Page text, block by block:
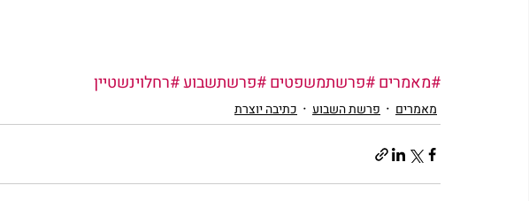
#מאמרים#פרשתמשפטים#פרשתשבוע#רחלוינשטיין
מאמרים פרשת השבוע כתיבה יוצרת